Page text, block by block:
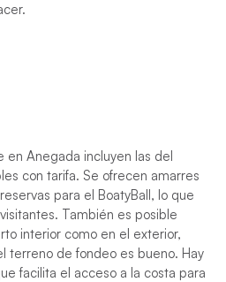
en Anegada incluyen las del
con tarifa. Se ofrecen amarres
para el BoatyBall, lo que
También es posible
interior como en el exterior,
terreno de fondeo es bueno. Hay
facilita el acceso a la costa para